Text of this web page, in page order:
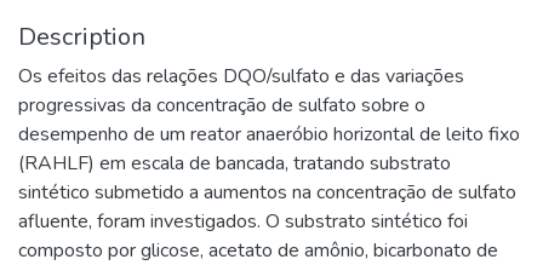
Description
Os efeitos das relações DQO/sulfato e das variações
progressivas da concentração de sulfato sobre o
desempenho de um reator anaeróbio horizontal de leito fixo
(RAHLF) em escala de bancada, tratando substrato
sintético submetido a aumentos na concentração de sulfato
afluente, foram investigados. O substrato sintético foi
composto por glicose, acetato de amônio, bicarbonato de